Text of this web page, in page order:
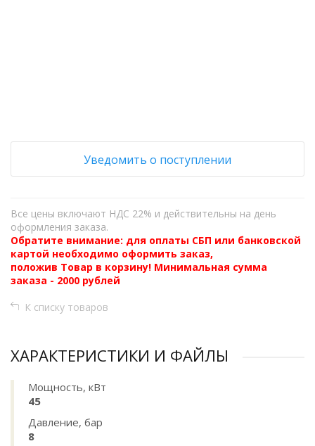
Уведомить о поступлении
Все цены включают НДС 22% и действительны на день
оформления заказа.
Обратите внимание: для оплаты СБП или банковской
картой необходимо оформить заказ,
положив Товар в корзину! Минимальная сумма
заказа - 2000 рублей
К списку товаров
ХАРАКТЕРИСТИКИ И ФАЙЛЫ
Мощность, кВт
45
Давление, бар
8